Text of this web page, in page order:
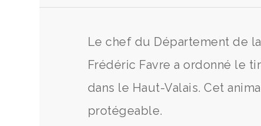
Le chef du Département de
Frédéric Favre a ordonné le
dans le Haut-Valais. Cet
protégeable.